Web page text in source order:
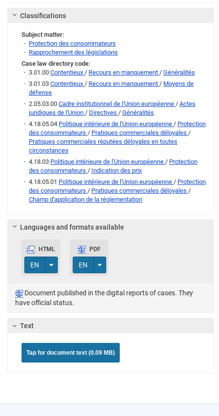
Classifications
Subject matter:
Protection des consommateurs
Rapprochement des législations
Case law directory code:
3.01.00 Contentieux / Recours en manquement / Généralités
3.01.03 Contentieux / Recours en manquement / Moyens de
défense
2.05.03.00 Cadre institutionnel de l'Union européenne / Actes
juridiques de l'Union / Directives / Généralités
4.18.05.04 Politique intérieure de l'Union européenne / Protection
des consommateurs / Pratiques commerciales déloyales /
Pratiques commerciales réputées déloyales en toutes
circonstances
4.18.03 Politique intérieure de l'Union européenne / Protection
des consommateurs / Indication des prix
4.18.05.01 Politique intérieure de l'Union européenne / Protection
des consommateurs / Pratiques commerciales déloyales /
Champ d'application de la réglementation
Languages and formats available
HTML
EN Toggle Dropdown
PDF
EN Toggle Dropdown
Document published in the digital reports of cases. They
have official status.
Text
Tap for document text (0.09 MB)